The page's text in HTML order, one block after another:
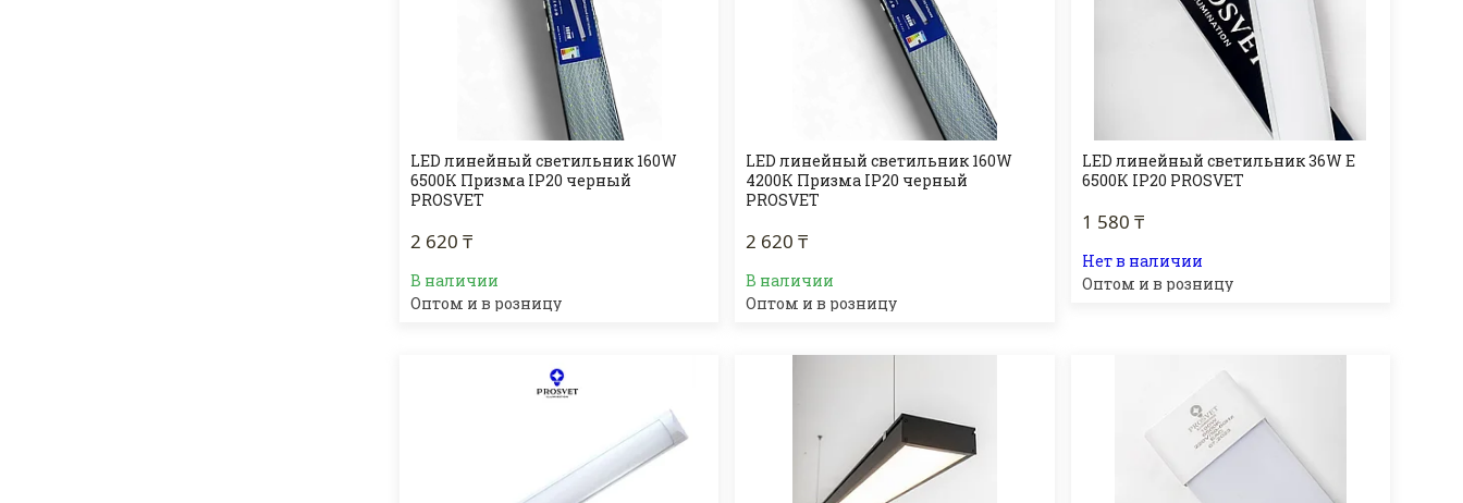
LED линейный светильник 160W
6500К Призма IP20 черный
PROSVET
2 620 ₸
В наличии
Оптом и в розницу
LED линейный светильник 160W
4200К Призма IP20 черный
PROSVET
2 620 ₸
В наличии
Оптом и в розницу
LED линейный светильник 36W E
6500К IP20 PROSVET
1 580 ₸
Нет в наличии
Оптом и в розницу